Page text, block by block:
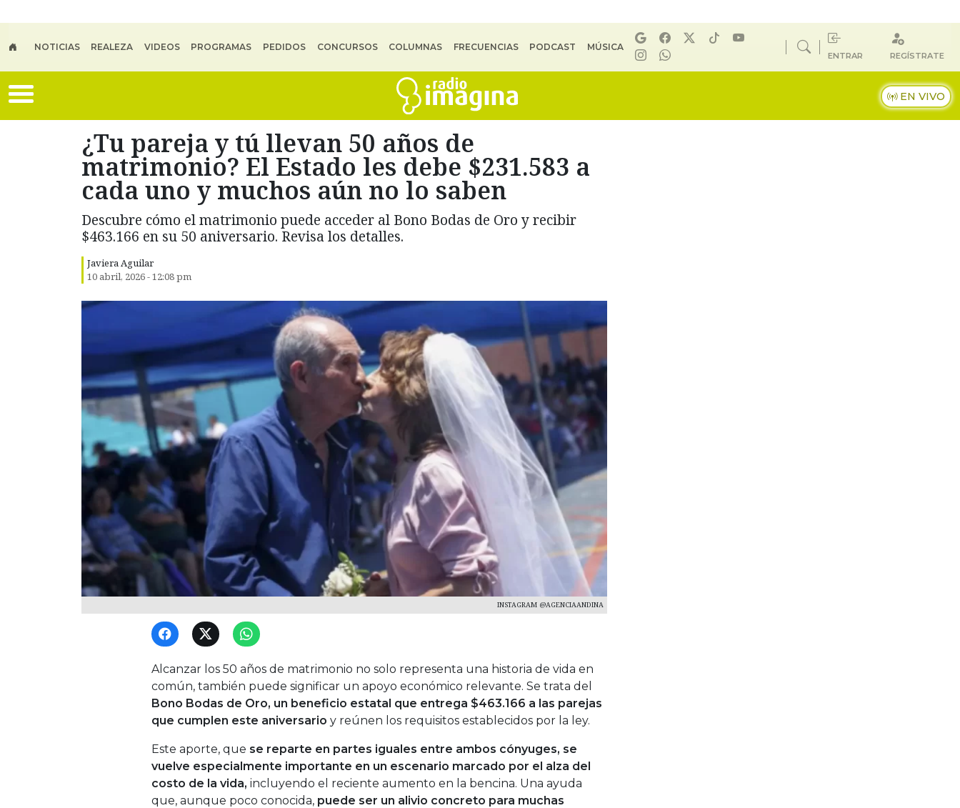
NOTICIAS REALEZA VIDEOS PROGRAMAS PEDIDOS CONCURSOS COLUMNAS FRECUENCIAS PODCAST MÚSICA
ENTRAR REGÍSTRATE
EN VIVO
¿Tu pareja y tú llevan 50 años de
matrimonio? El Estado les debe $231.583 a
cada uno y muchos aún no lo saben
Descubre cómo el matrimonio puede acceder al Bono Bodas de Oro y recibir
$463.166 en su 50 aniversario. Revisa los detalles.
Javiera Aguilar
10 abril, 2026 - 12:08 pm
INSTAGRAM @AGENCIAANDINA
Alcanzar los 50 años de matrimonio no solo representa una historia de vida en
común, también puede significar un apoyo económico relevante. Se trata del
Bono Bodas de Oro, un beneficio estatal que entrega $463.166 a las parejas
que cumplen este aniversario y reúnen los requisitos establecidos por la ley.
Este aporte, que se reparte en partes iguales entre ambos cónyuges, se
vuelve especialmente importante en un escenario marcado por el alza del
costo de la vida, incluyendo el reciente aumento en la bencina. Una ayuda
que, aunque poco conocida, puede ser un alivio concreto para muchas